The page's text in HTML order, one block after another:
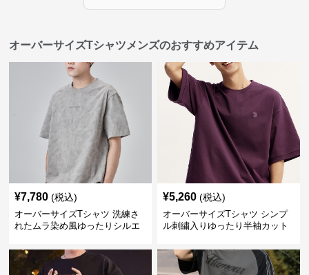
オーバーサイズTシャツメンズのおすすめアイテム
¥7,780 (税込)
オーバーサイズTシャツ 洗練さ
れたムラ染め風ゆったりシルエ
¥5,260 (税込)
オーバーサイズTシャツ シンプ
ル刺繍入りゆったり半袖カット